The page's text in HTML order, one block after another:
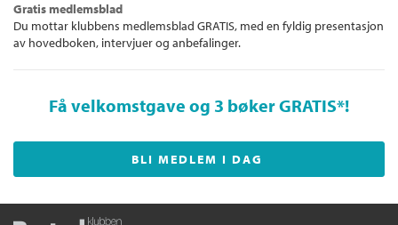
Gratis medlemsblad
Du mottar klubbens medlemsblad GRATIS, med en fyldig presentasjon
av hovedboken, intervjuer og anbefalinger.
Få velkomstgave og 3 bøker GRATIS*!
BLI MEDLEM I DAG